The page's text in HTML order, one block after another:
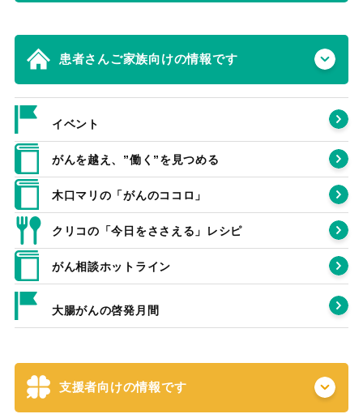
患者さんご家族向けの情報です
イベント
がんを越え、”働く”を見つめる
木口マリの「がんのココロ」
クリコの「今日をささえる」レシピ
がん相談ホットライン
大腸がんの啓発月間
支援者向けの情報です